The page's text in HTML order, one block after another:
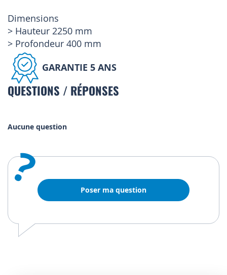
Dimensions
> Hauteur 2250 mm
> Profondeur 400 mm
GARANTIE 5 ANS
QUESTIONS / RÉPONSES
Aucune question
? Poser ma question